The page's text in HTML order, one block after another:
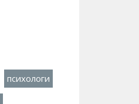
психологи